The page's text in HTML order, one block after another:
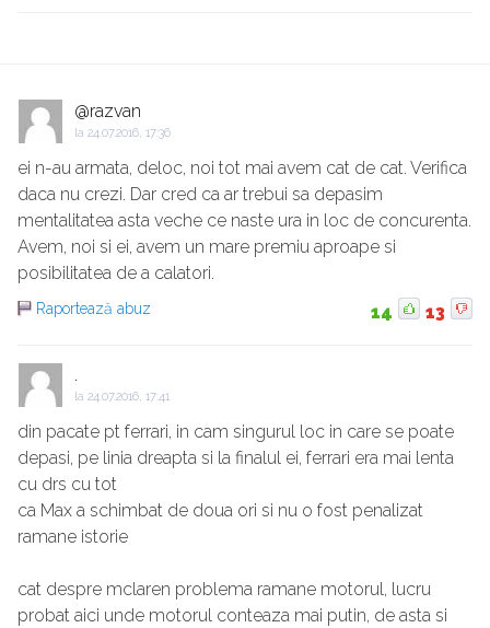
@razvan
la 24.07.2016, 17:36
ei n-au armata, deloc, noi tot mai avem cat de cat. Verifica
daca nu crezi. Dar cred ca ar trebui sa depasim
mentalitatea asta veche ce naste ura in loc de concurenta.
Avem, noi si ei, avem un mare premiu aproape si
posibilitatea de a calatori.
Raportează abuz 14 13
.
la 24.07.2016, 17:41
din pacate pt ferrari, in cam singurul loc in care se poate
depasi, pe linia dreapta si la finalul ei, ferrari era mai lenta
cu drs cu tot
ca Max a schimbat de doua ori si nu o fost penalizat
ramane istorie
cat despre mclaren problema ramane motorul, lucru
probat aici unde motorul conteaza mai putin, de asta si